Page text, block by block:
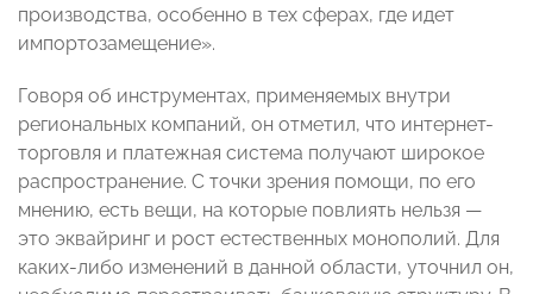
производства, особенно в тех сферах, где идет
импортозамещение».
Говоря об инструментах, применяемых внутри
региональных компаний, он отметил, что интернет-
торговля и платежная система получают широкое
распространение. С точки зрения помощи, по его
мнению, есть вещи, на которые повлиять нельзя —
это эквайринг и рост естественных монополий. Для
каких-либо изменений в данной области, уточнил он,